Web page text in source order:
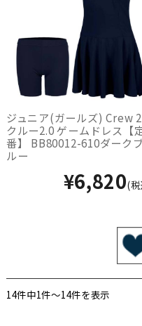
ジュニア(ガールズ) Crew
クルー2.0 ゲームドレス【
番】 BB80012-610ダーク
ルー
¥6,820(
14件中1件〜14件を表示